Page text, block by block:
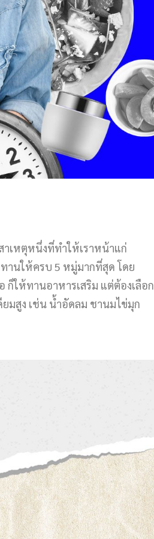
าเหตุหนึ่งที่ทำให้เราหน้าแก่
านให้ครบ 5 หมู่มากที่สุด โดย
ก็ให้ทานอาหารเสริม แต่ต้องเลือก
มสูง เช่น น้ำอัดลม ชานมไข่มุก